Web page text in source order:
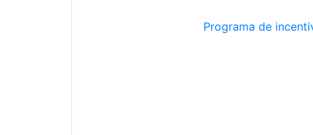
Programa de